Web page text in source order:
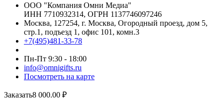
ООО "Компания Омни Медиа"
ИНН 7710932314, ОГРН 1137746097246
Москва, 127254, г. Москва, Огородный проезд, дом 5,
стр.1, подъезд 1, офис 101, комн.3
+7(495)481-33-78
Пн-Пт 9:30 - 18:00
info@omnigifts.ru
Посмотреть на карте
Заказать8 000.00 ₽